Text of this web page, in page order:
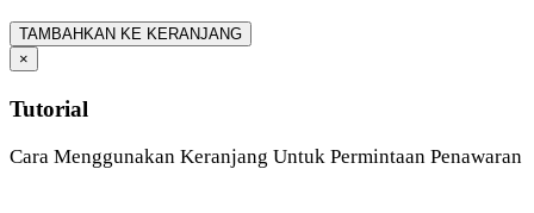
TAMBAHKAN KE KERANJANG
×
Tutorial
Cara Menggunakan Keranjang Untuk Permintaan Penawaran